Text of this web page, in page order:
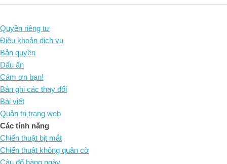
Quyền riêng tư
Điều khoản dịch vụ
Bản quyền
Dấu ấn
Cám ơn bạn!
Bản ghi các thay đổi
Bài viết
Quản trị trang web
Các tính năng
Chiến thuật bịt mắt
Chiến thuật không quân cờ
Câu đố hàng ngày